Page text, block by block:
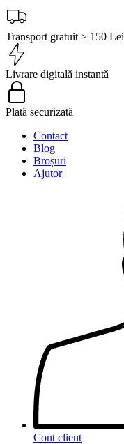
Transport gratuit ≥ 150 Lei
Livrare digitală instantă
Plată securizată
Contact
Blog
Broșuri
Ajutor
Cont client